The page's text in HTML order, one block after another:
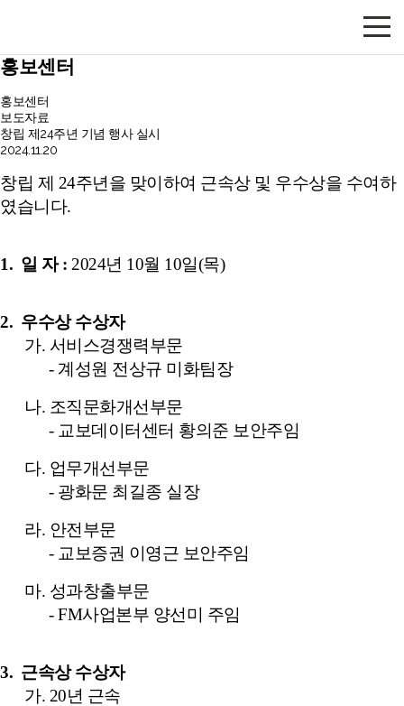
홍보센터
홍보센터
보도자료
창립 제24주년 기념 행사 실시
2024.11.20
창립 제 24주년을 맞이하여 근속상 및 우수상을 수여하
였습니다.
1. 일 자: 2024년 10월 10일(목)
2. 우수상 수상자
가. 서비스경쟁력부문
- 계성원 전상규 미화팀장
나. 조직문화개선부문
- 교보데이터센터 황의준 보안주임
다. 업무개선부문
-광화문 최길종 실장
라. 안전부문
-교보증권 이영근 보안주임
마. 성과창출부문
- FM사업본부 양선미 주임
3. 근속상 수상자
가. 20년 근속